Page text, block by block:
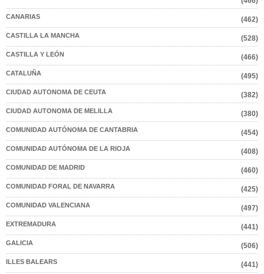
CANARIAS (462)
CASTILLA LA MANCHA (528)
CASTILLA Y LEÓN (466)
CATALUÑA (495)
CIUDAD AUTONOMA DE CEUTA (382)
CIUDAD AUTONOMA DE MELILLA (380)
COMUNIDAD AUTÓNOMA DE CANTABRIA (454)
COMUNIDAD AUTÓNOMA DE LA RIOJA (408)
COMUNIDAD DE MADRID (460)
COMUNIDAD FORAL DE NAVARRA (425)
COMUNIDAD VALENCIANA (497)
EXTREMADURA (441)
GALICIA (506)
ILLES BALEARS (441)